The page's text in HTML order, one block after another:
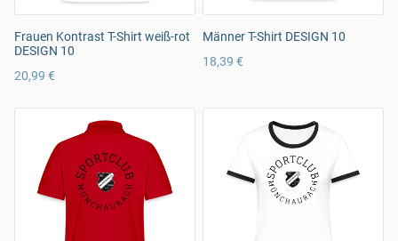
Frauen Kontrast T-Shirt weiß-rot
DESIGN 10
20,99 €
Männer T-Shirt DESIGN 10
18,39 €